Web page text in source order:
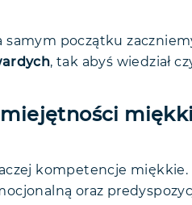
samym początku
, tak abyś wiedział
kompetencje
oraz